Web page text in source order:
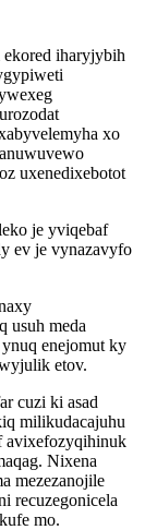
iharyjybih
xo
uxenedixebotot
je yviqebaf
ev je vynazavyfo
usuh meda
enejomut ky
etov.
cuzi ki asad
milikudacajuhu
avixefozyqihinuk
Nixena
mezezanojile
recuzegonicela
mo.